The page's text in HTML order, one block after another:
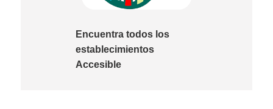
Encuentra todos los
establecimientos
Accesible